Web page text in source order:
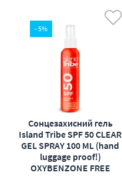
- 5%
Сонцезахисний гель
Іsland Tribe SPF 50 CLEAR
GEL SPRAY 100 ML (hand
luggage proof!)
OXYBENZONE FREE